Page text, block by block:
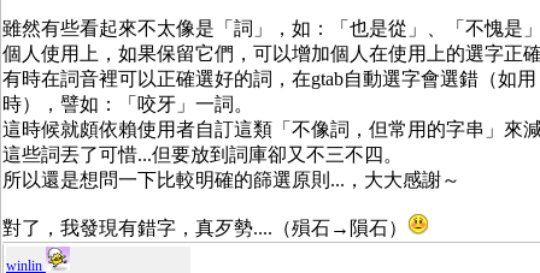
雖然有些看起來不太像是「詞」，如：「也是從」、「不愧是
個人使用上，如果保留它們，可以增加個人在使用上的選字正
有時在詞音裡可以正確選好的詞，在gtab自動選字會選錯（如
時），譬如：「咬牙」一詞。
這時候就頗依賴使用者自訂這類「不像詞，但常用的字串」來
這些詞丟了可惜...但要放到詞庫卻又不三不四。
所以還是想問一下比較明確的篩選原則...，大大感謝～
對了，我發現有錯字，真歹勢....（殞石→隕石）
winlin